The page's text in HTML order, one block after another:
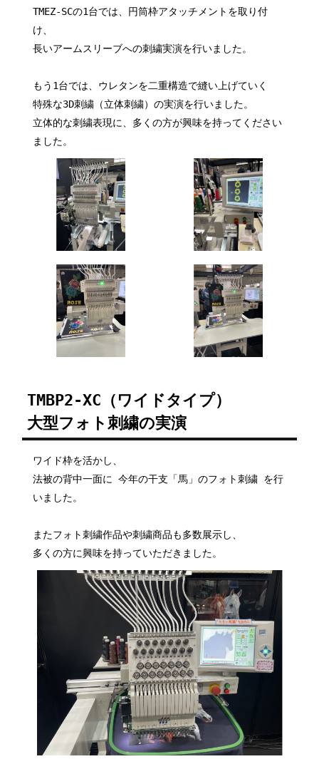
TMEZ-SCの1台では、円筒枠アタッチメントを取り付
け、
長いアームスリーブへの刺繍実演を行いました。
もう1台では、ウレタンを二重構造で縫い上げていく
特殊な3D刺繍（立体刺繍）の実演を行いました。
立体的な刺繍表現に、多くの方が興味を持ってください
ました。
TMBP2-XC（ワイドタイプ）
大型フォト刺繍の実演
ワイド枠を活かし、
法被の背中一面に 今年の干支「馬」のフォト刺繍 を行
いました。
またフォト刺繍作品や刺繍商品も多数展示し、
多くの方に興味を持っていただきました。